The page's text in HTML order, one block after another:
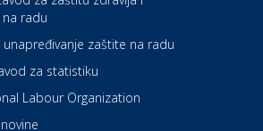
Sudar
– kosilice, motorne
radu
unapređivanje zaštite na radu
za statistiku
Labour Organization